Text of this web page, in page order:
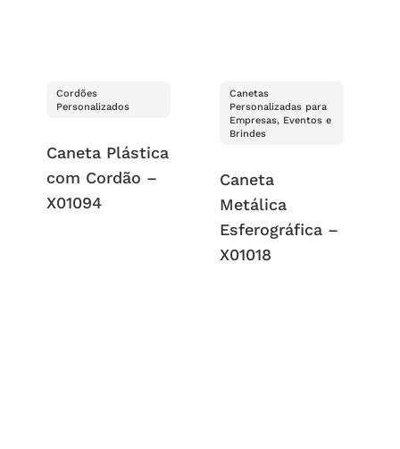
Cordões
Personalizados
Caneta Plástica
com Cordão –
X01094
Canetas
Personalizadas para
Empresas, Eventos e
Brindes
Caneta
Metálica
Esferográfica –
X01018